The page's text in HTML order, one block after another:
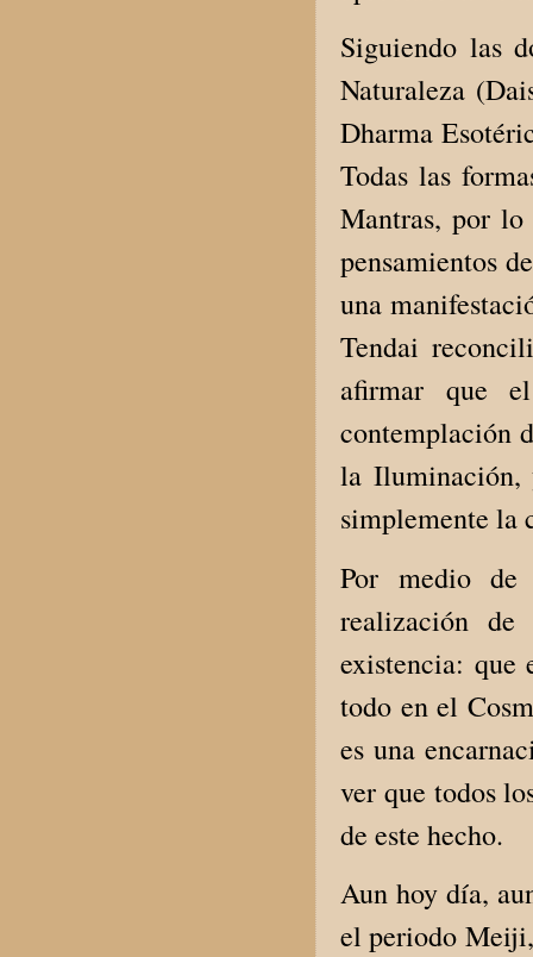
Siguiendo las
Naturaleza
Dharma
Todas las
Mantras, por
pensamientos
una
Tendai
afirmar que
contemplación
la Iluminación,
simplemente la
Por medio de
realización
existencia: que
todo en el
es una
ver que todos
de este hecho.
Aun hoy día,
el periodo